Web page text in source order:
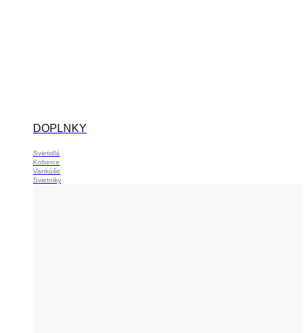
DOPLNKY
Svietidlá
Koberce
Vankúše
Svietniky